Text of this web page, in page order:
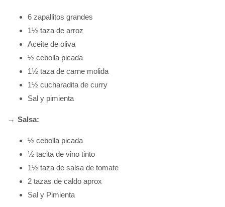
6 zapallitos grandes
1½ taza de arroz
Aceite de oliva
½ cebolla picada
1½ taza de carne molida
1½ cucharadita de curry
Sal y pimienta
→ Salsa:
½ cebolla picada
½ tacita de vino tinto
1½ taza de salsa de tomate
2 tazas de caldo aprox
Sal y Pimienta